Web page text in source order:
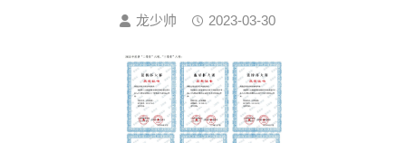
龙少帅 2023-03-30